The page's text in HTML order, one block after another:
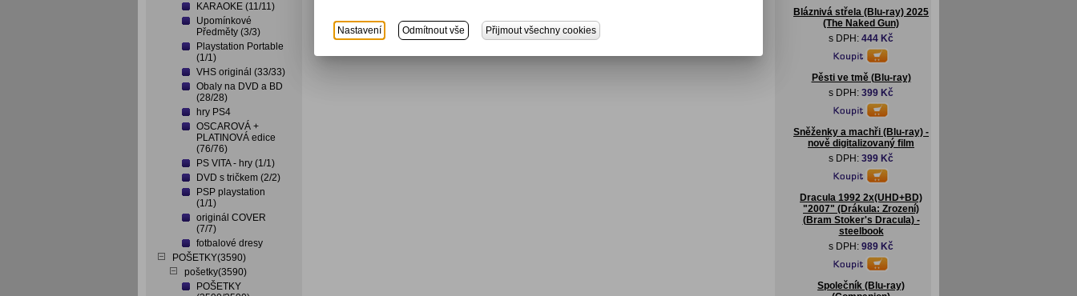
KARAOKE (11/11)
Upomínkové
Předměty (3/3)
Playstation Portable
(1/1)
VHS originál (33/33)
Obaly na DVD a BD
(28/28)
hry PS4
OSCAROVÁ +
PLATINOVÁ edice
(76/76)
PS VITA - hry (1/1)
DVD s tričkem (2/2)
PSP playstation
(1/1)
originál COVER
(7/7)
fotbalové dresy
POŠETKY(3590)
pošetky(3590)
POŠETKY
Bláznivá střela (Blu-ray) 2025
(The Naked Gun)
s DPH: 444 Kč
Pěsti ve tmě (Blu-ray)
s DPH: 399 Kč
Sněženky a machři (Blu-ray) -
nově digitalizovaný film
s DPH: 399 Kč
Dracula 1992 2x(UHD+BD)
"2007" (Drákula: Zrození)
(Bram Stoker's Dracula) -
steelbook
s DPH: 989 Kč
Společník (Blu-ray)
Nastavení Odmítnout vše Přijmout všechny cookies